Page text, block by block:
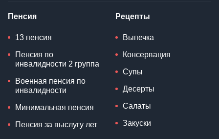
Пенсия
13 пенсия
Пенсия по
инвалидности 2 группа
Военная пенсия по
инвалидности
Минимальная пенсия
Пенсия за выслугу лет
Рецепты
Выпечка
Консервация
Супы
Десерты
Салаты
Закуски